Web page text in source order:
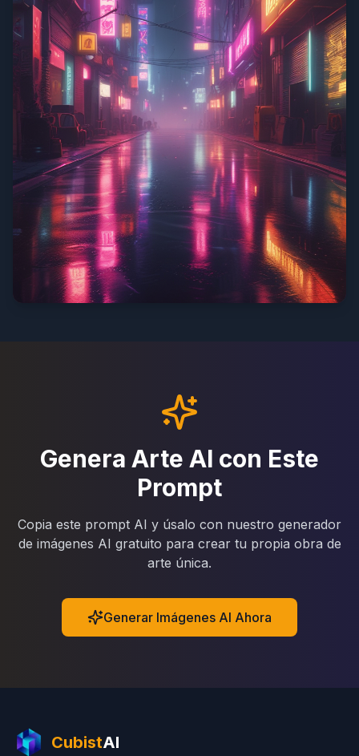
Genera Arte AI con Este
Prompt
Copia este prompt AI y úsalo con nuestro generador
de imágenes AI gratuito para crear tu propia obra de
arte única.
Generar Imágenes AI Ahora
CubistAI